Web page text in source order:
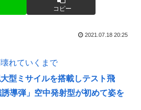
コピー
2021.07.18 20:25
れていくまで
型ミサイルを搭載しテスト飛
導弾」空中発射型が初めて姿を